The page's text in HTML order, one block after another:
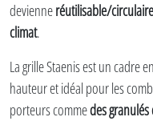
devienneréutilisable/
climat.
La grille Staenis est un cadre
hauteur et idéal pour les
porteurs commedes